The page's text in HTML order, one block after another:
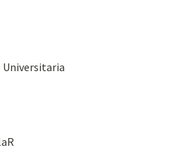
Universitaria